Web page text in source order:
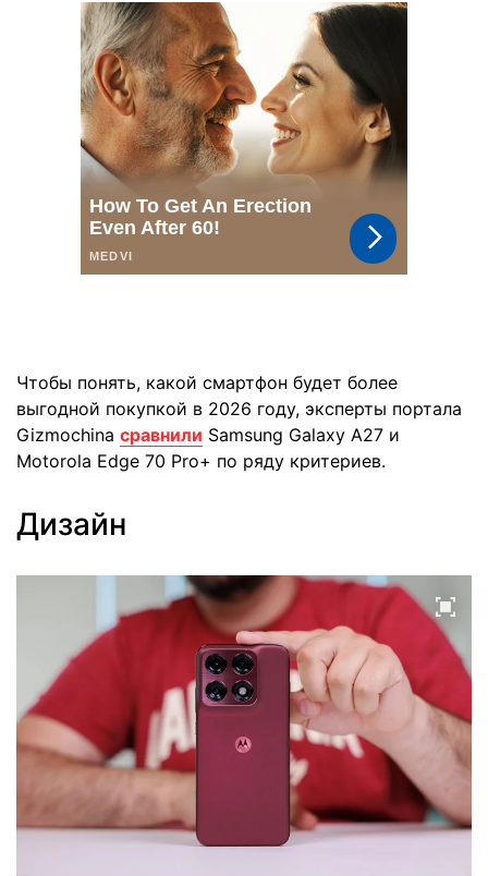
Чтобы понять, какой смартфон будет более
выгодной покупкой в 2026 году, эксперты портала
Gizmochina сравнили Samsung Galaxy A27 и
Motorola Edge 70 Pro+ по ряду критериев.
Дизайн